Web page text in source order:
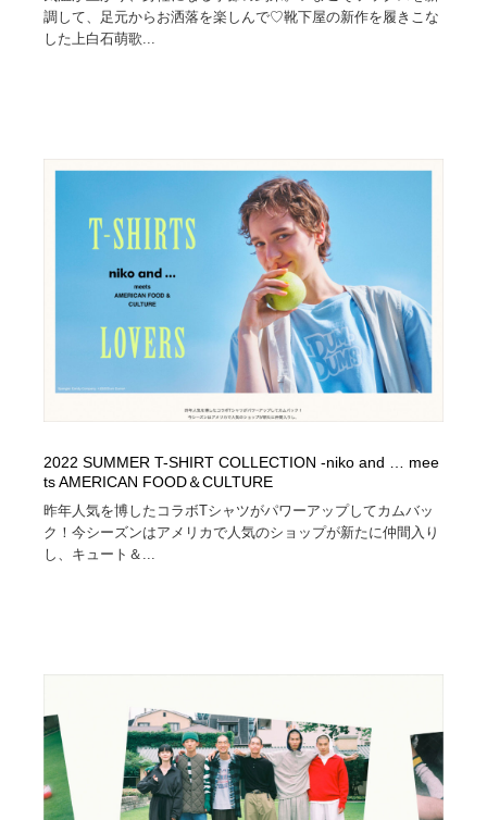
調して、足元からお洒落を楽しんで♡靴下屋の新作を履きこな
した上白石萌歌...
2022 SUMMER T-SHIRT COLLECTION -niko and … mee
ts AMERICAN FOOD＆CULTURE
昨年人気を博したコラボTシャツがパワーアップしてカムバッ
ク！今シーズンはアメリカで人気のショップが新たに仲間入り
し、キュート＆...